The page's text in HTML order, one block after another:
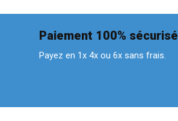
Paiement 100% sécurisé
Payez en 1x 4x ou 6x sans frais.